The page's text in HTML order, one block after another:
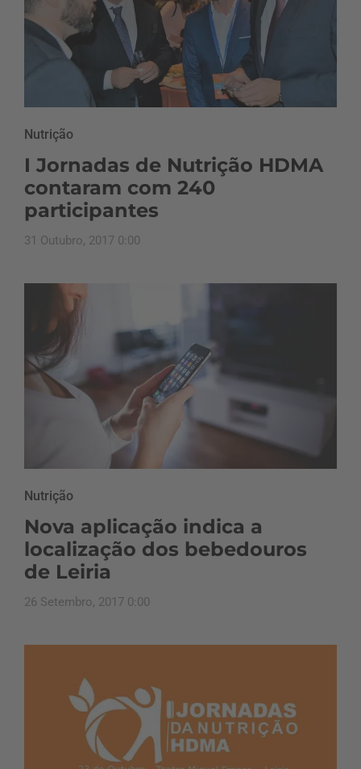
Nutrição
I Jornadas de Nutrição HDMA
contaram com 240
participantes
31 Outubro, 2017 0:00
Nutrição
Nova aplicação indica a
localização dos bebedouros
de Leiria
26 Setembro, 2017 0:00